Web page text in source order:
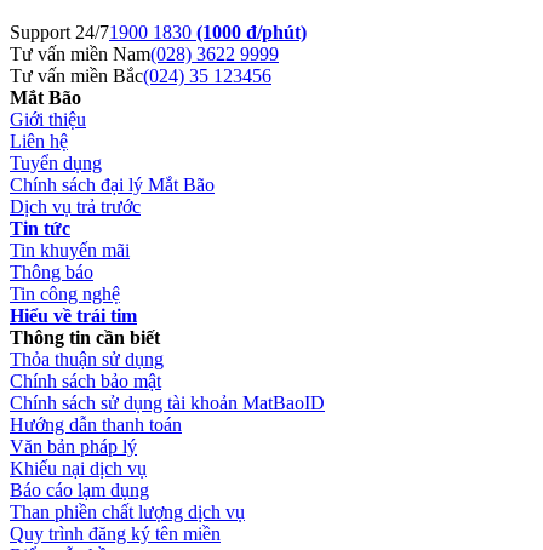
Support 24/71900 1830 (1000 đ/phút)
Tư vấn miền Nam(028) 3622 9999
Tư vấn miền Bắc(024) 35 123456
Mắt Bão
Giới thiệu
Liên hệ
Tuyển dụng
Chính sách đại lý Mắt Bão
Dịch vụ trả trước
Tin tức
Tin khuyến mãi
Thông báo
Tin công nghệ
Hiểu về trái tim
Thông tin cần biết
Thỏa thuận sử dụng
Chính sách bảo mật
Chính sách sử dụng tài khoản MatBaoID
Hướng dẫn thanh toán
Văn bản pháp lý
Khiếu nại dịch vụ
Báo cáo lạm dụng
Than phiền chất lượng dịch vụ
Quy trình đăng ký tên miền